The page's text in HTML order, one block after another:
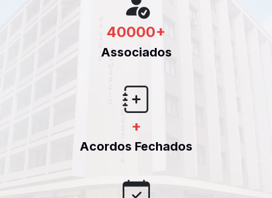
40000+
Associados
+
Acordos Fechados